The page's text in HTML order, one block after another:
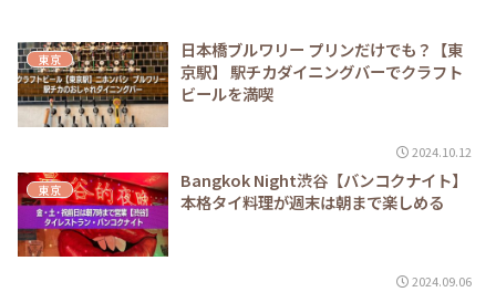
東京
日本橋ブルワリー プリンだけでも？【東
京駅】 駅チカダイニングバーでクラフト
ビールを満喫
2024.10.12
東京
Bangkok Night渋谷【バンコクナイト】
本格タイ料理が週末は朝まで楽しめる
2024.09.06